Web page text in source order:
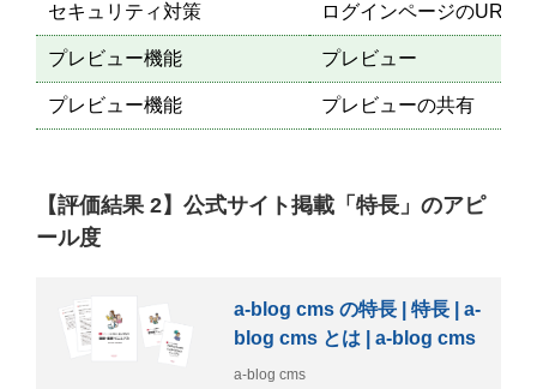
セキュリティ対策 ログインページのURL変
プレビュー機能 プレビュー
プレビュー機能 プレビューの共有
【評価結果 2】公式サイト掲載「特長」のアピ
ール度
a-blog cms の特長 | 特長 | a-
blog cms とは | a-blog cms
a-blog cms